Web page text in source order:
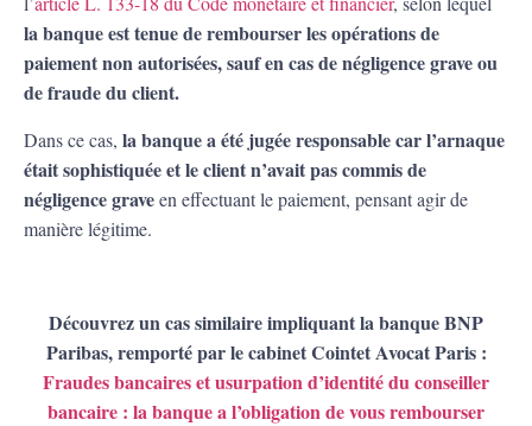
la banque est tenue de rembourser les opérations de
paiement non autorisées, sauf en cas de négligence grave ou
de fraude du client.
Dans ce cas, la banque a été jugée responsable car l’arnaque
était sophistiquée et le client n’avait pas commis de
négligence graveen effectuant le paiement, pensant agir de
manière légitime.
Découvrez un cas similaire impliquant la banque BNP
Paribas, remporté par le cabinet Cointet Avocat Paris :
Fraudes bancaires et usurpation d’identité du conseiller
bancaire : la banque a l’obligation de vous rembourser